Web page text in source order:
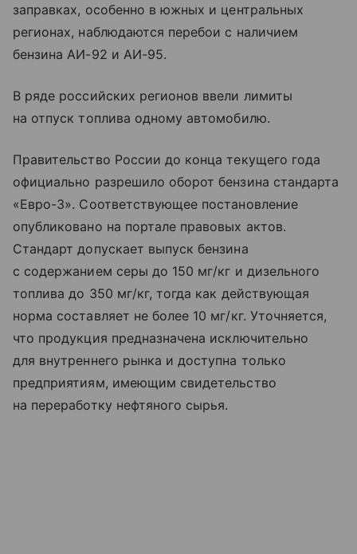
заправках, особенно в южных и центральных
регионах, наблюдаются перебои с наличием
бензина АИ-92 и АИ-95.
В ряде российских регионов ввели лимиты
на отпуск топлива одному автомобилю.
Правительство России до конца текущего года
официально разрешило оборот бензина стандарта
«Евро-3». Соответствующее постановление
опубликовано на портале правовых актов.
Стандарт допускает выпуск бензина
с содержанием серы до 150 мг/кг и дизельного
топлива до 350 мг/кг, тогда как действующая
норма составляет не более 10 мг/кг. Уточняется,
что продукция предназначена исключительно
для внутреннего рынка и доступна только
предприятиям, имеющим свидетельство
на переработку нефтяного сырья.